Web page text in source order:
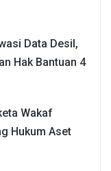
Data Desil,
Hak Bantuan 4
Wakaf
Hukum Aset